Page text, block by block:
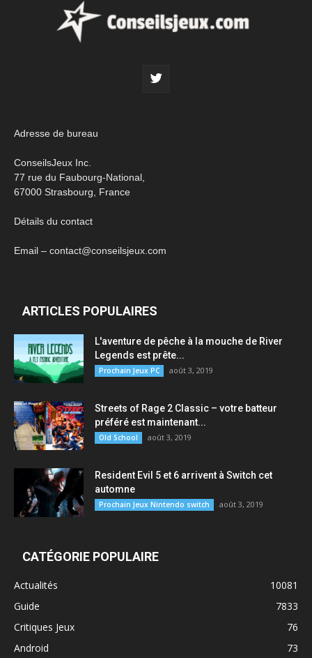
Adresse de bureau
ConseilsJeux Inc.
77 rue du Faubourg-National,
67000 Strasbourg, France
Détails du contact
Email – contact@conseilsjeux.com
ARTICLES POPULAIRES
L'aventure de pêche à la mouche de River
Legends est prête...
Prochain Jeux PC août 3, 2019
Streets of Rage 2 Classic – votre batteur
préféré est maintenant...
Old School août 3, 2019
Resident Evil 5 et 6 arrivent à Switch cet
automne
Prochain Jeux Nintendo switch août 3, 2019
CATÉGORIE POPULAIRE
Actualités
10081
Guide
7833
Critiques Jeux
76
Android
73